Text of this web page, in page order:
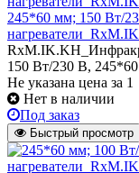
245*60 мм; 150 Вт/
150 Вт/230 В,
Не указана цена за 1
Нет в наличии
Под заказ
Быстрый просмотр